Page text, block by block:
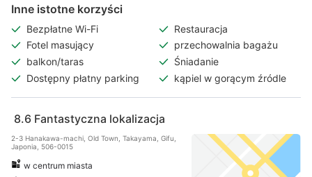
Inne istotne korzyści
Bezpłatne Wi-Fi
Restauracja
Fotel masujący
przechowalnia bagażu
balkon/taras
Śniadanie
Dostępny płatny parking
kąpiel w gorącym źródle
8.6 Fantastyczna lokalizacja
2-3 Hanakawa-machi, Old Town, Takayama, Gifu,
Japonia, 506-0015
w centrum miasta